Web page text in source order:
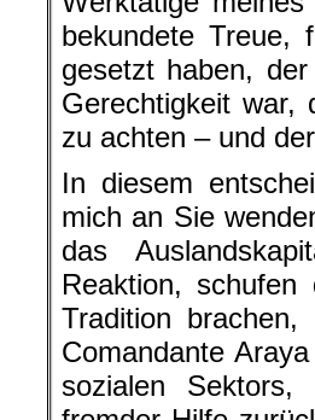
bekundete Treue,
gesetzt haben,
Gerechtigkeit war,
zu achten – und
In diesem
mich an Sie
das
Reaktion,
Tradition
Comandante
sozialen